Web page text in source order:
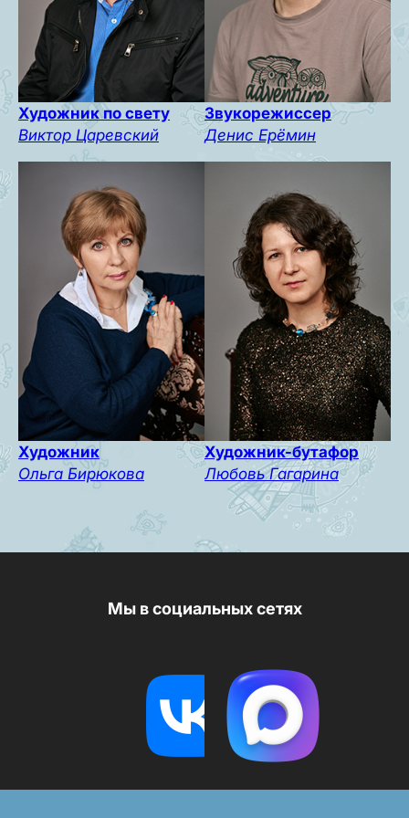
Художник по свету
Виктор Царевский
Звукорежиссер
Денис Ерёмин
Художник
Ольга Бирюкова
Художник-бутафор
Любовь Гагарина
Мы в социальных сетях